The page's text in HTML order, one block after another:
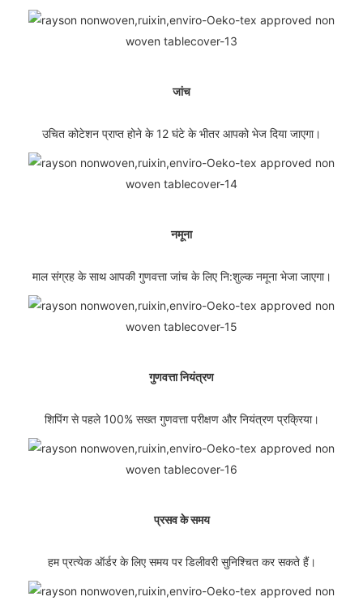
जांच
उचित कोटेशन प्राप्त होने के 12 घंटे के भीतर आपको भेज दिया जाएगा।
नमूना
माल संग्रह के साथ आपकी गुणवत्ता जांच के लिए नि:शुल्क नमूना भेजा जाएगा।
गुणवत्ता नियंत्रण
शिपिंग से पहले 100% सख्त गुणवत्ता परीक्षण और नियंत्रण प्रक्रिया।
प्रसव के समय
हम प्रत्येक ऑर्डर के लिए समय पर डिलीवरी सुनिश्चित कर सकते हैं।